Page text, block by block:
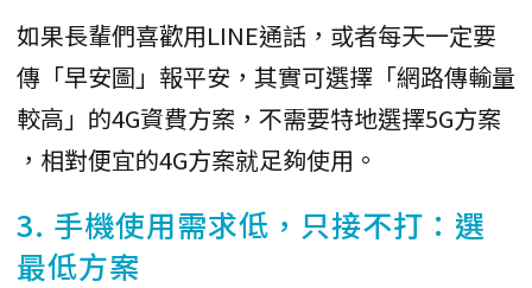
如果長輩們喜歡用LINE通話，或者每天一定要
傳「早安圖」報平安，其實可選擇「網路傳輸量
較高」的4G資費方案，不需要特地選擇5G方案
，相對便宜的4G方案就足夠使用。
3. 手機使用需求低，只接不打：選
最低方案